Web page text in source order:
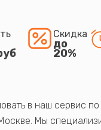
Скидка
до
20%
в наш сервис
Мы